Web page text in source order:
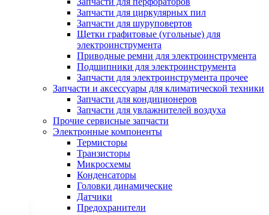
Запчасти для циркулярных пил
Запчасти для шуруповертов
Щетки графитовые (угольные) для
электроинструмента
Приводные ремни для электроинструмента
Подшипники для электроинструмента
Запчасти для электроинструмента прочее
Запчасти и аксессуары для климатической техники
Запчасти для кондиционеров
Запчасти для увлажнителей воздуха
Прочие сервисные запчасти
Электронные компоненты
Термисторы
Транзисторы
Микросхемы
Конденсаторы
Головки динамические
Датчики
Предохранители